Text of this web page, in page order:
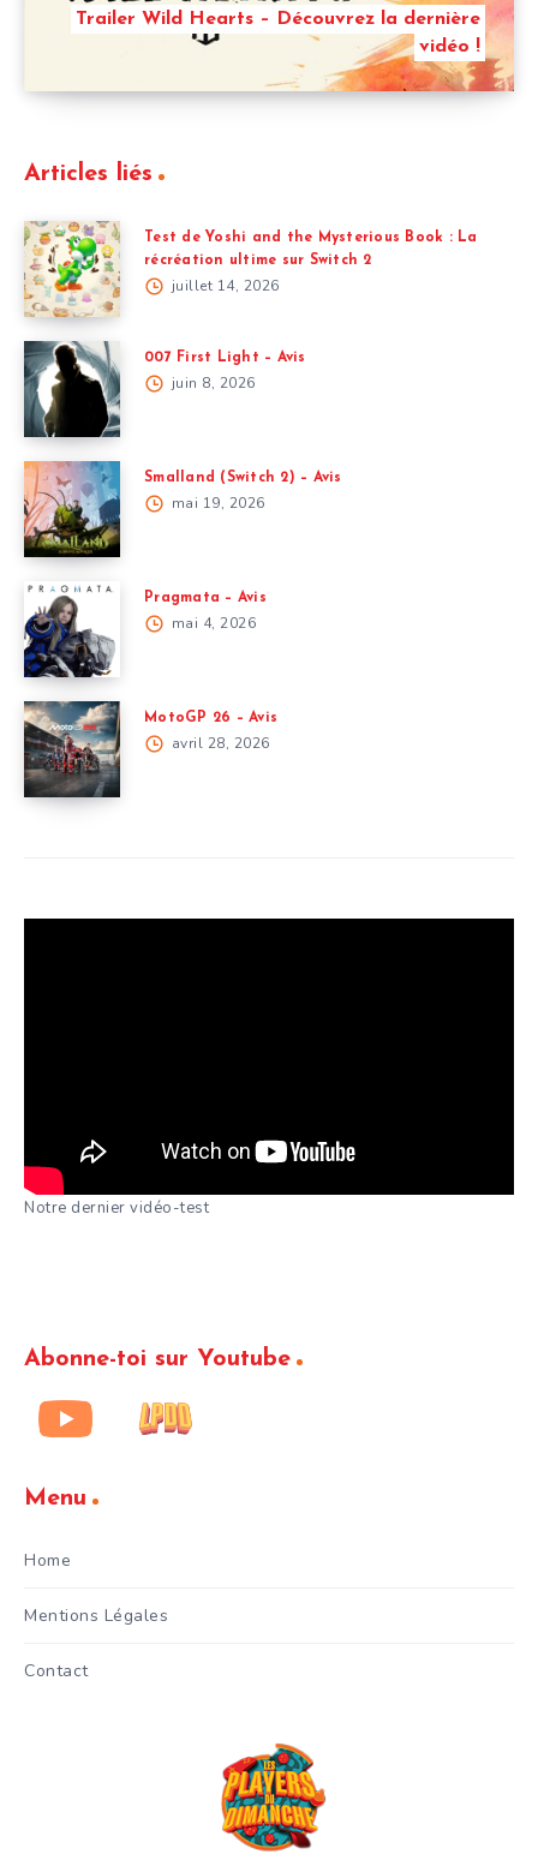
Trailer Wild Hearts – Découvrez la dernière
vidéo !
Articles liés
Test de Yoshi and the Mysterious Book : La
récréation ultime sur Switch 2
juillet 14, 2026
007 First Light – Avis
juin 8, 2026
Smalland (Switch 2) – Avis
mai 19, 2026
Pragmata – Avis
mai 4, 2026
MotoGP 26 – Avis
avril 28, 2026
Notre dernier vidéo-test
Abonne-toi sur Youtube
Menu
Home
Mentions Légales
Contact